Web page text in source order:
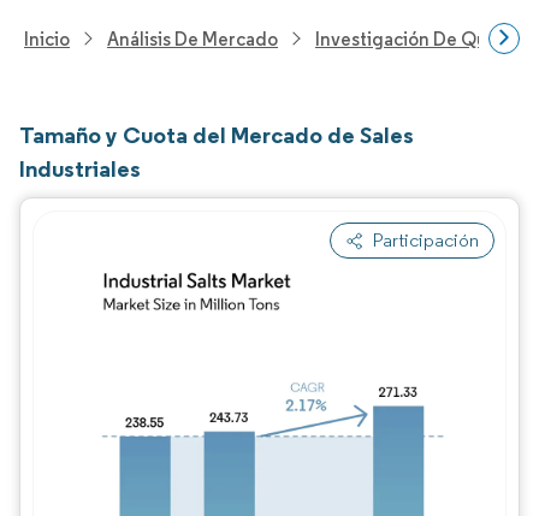
Inicio Análisis De Mercado Investigación De
Tamaño y Cuota del Mercado de Sales
Industriales
Participación